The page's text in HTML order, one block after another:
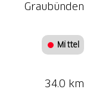
Graubünden
Mittel
34.0 km